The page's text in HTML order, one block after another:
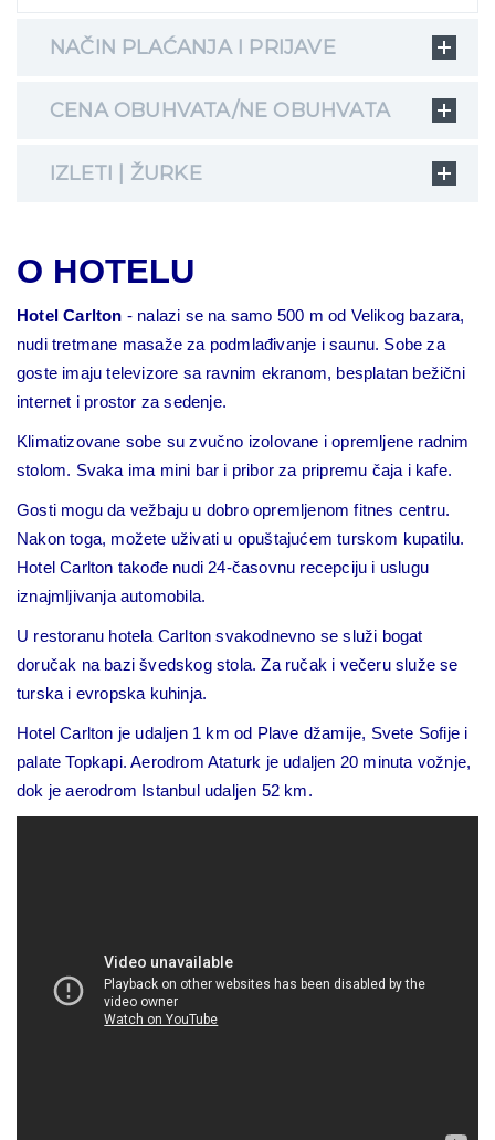
NAČIN PLAĆANJA I PRIJAVE
CENA OBUHVATA/NE OBUHVATA
IZLETI | ŽURKE
O HOTELU
Hotel Carlton - nalazi se na samo 500 m od Velikog bazara,
nudi tretmane masaže za podmlađivanje i saunu. Sobe za
goste imaju televizore sa ravnim ekranom, besplatan bežični
internet i prostor za sedenje.
Klimatizovane sobe su zvučno izolovane i opremljene radnim
stolom. Svaka ima mini bar i pribor za pripremu čaja i kafe.
Gosti mogu da vežbaju u dobro opremljenom fitnes centru.
Nakon toga, možete uživati u opuštajućem turskom kupatilu.
Hotel Carlton takođe nudi 24-časovnu recepciju i uslugu
iznajmljivanja automobila.
U restoranu hotela Carlton svakodnevno se služi bogat
doručak na bazi švedskog stola. Za ručak i večeru služe se
turska i evropska kuhinja.
Hotel Carlton je udaljen 1 km od Plave džamije, Svete Sofije i
palate Topkapi. Aerodrom Ataturk je udaljen 20 minuta vožnje,
dok je aerodrom Istanbul udaljen 52 km.